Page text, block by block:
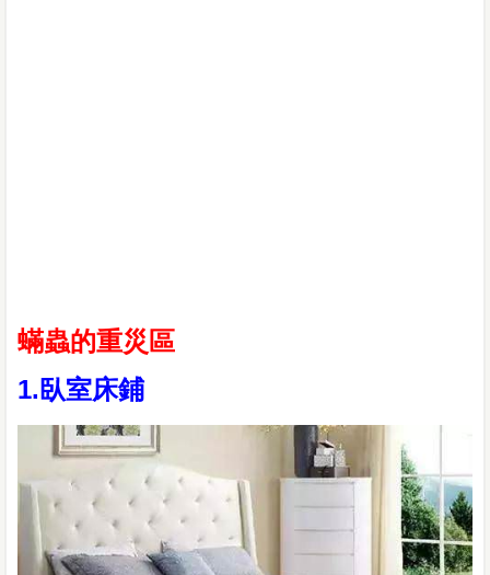
蟎蟲的重災區
1.臥室床鋪